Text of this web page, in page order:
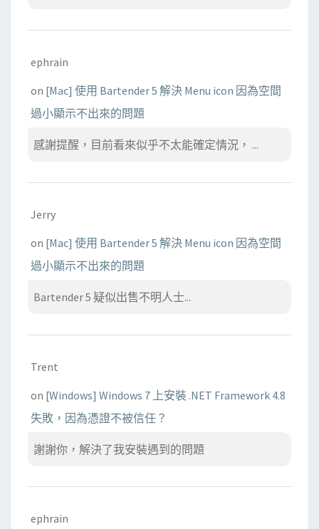
ephrain
on [Mac] 使用 Bartender 5 解決 Menu icon 因為空間
過小顯示不出來的問題
感謝提醒，目前看來似乎不太能確定情況， ...
Jerry
on [Mac] 使用 Bartender 5 解決 Menu icon 因為空間
過小顯示不出來的問題
Bartender 5 疑似出售不明人士...
Trent
on [Windows] Windows 7 上安裝 .NET Framework 4.8
失敗，因為憑證不被信任？
謝謝你，解決了我安裝遇到的問題
ephrain